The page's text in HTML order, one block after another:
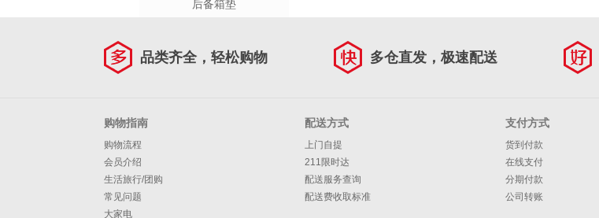
后备箱垫
品类齐全，轻松购物 多仓直发，极速配送
购物指南
购物流程
会员介绍
生活旅行/团购
常见问题
大家电
配送方式
上门自提
211限时达
配送服务查询
配送费收取标准
支付方式
货到付款
在线支付
分期付款
公司转账